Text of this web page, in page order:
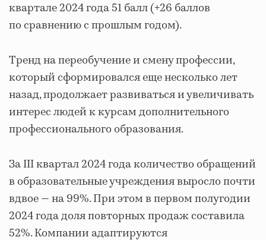
квартале 2024 года 51 балл (+26 баллов
по сравнению с прошлым годом).
Тренд на переобучение и смену профессии,
который сформировался еще несколько лет
назад, продолжает развиваться и увеличивать
интерес людей к курсам дополнительного
профессионального образования.
За III квартал 2024 года количество обращений
в образовательные учреждения выросло почти
вдвое — на 99%. При этом в первом полугодии
2024 года доля повторных продаж составила
52%. Компании адаптируются